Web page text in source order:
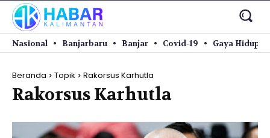
Nasional Banjarbaru Banjar Covid-19 Gaya Hidup
Beranda Topik Rakorsus Karhutla
Rakorsus Karhutla